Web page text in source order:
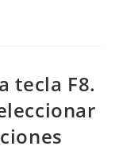
tecla F8.